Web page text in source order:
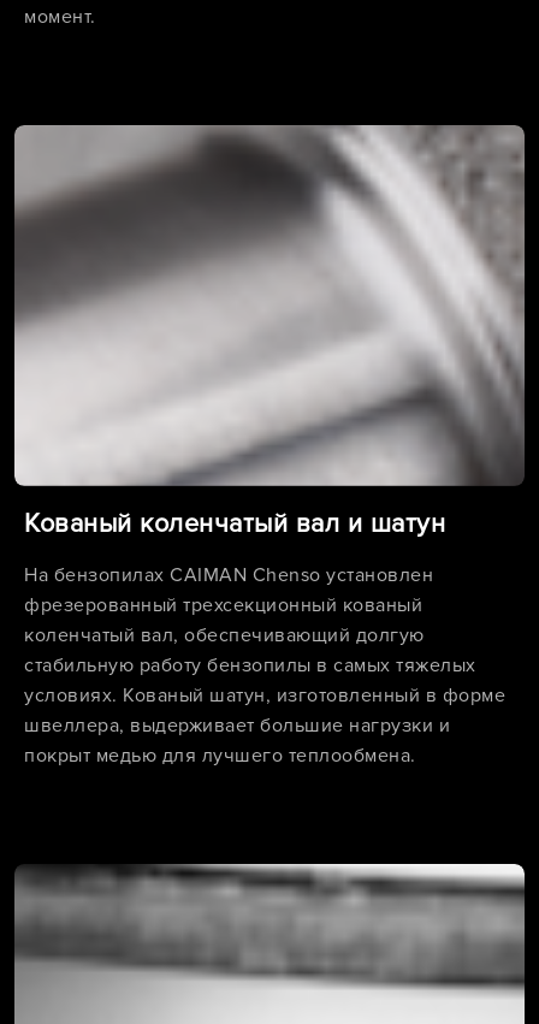
момент.
Кованый коленчатый вал и шатун
На бензопилах CAIMAN Chenso установлен
фрезерованный трехсекционный кованый
коленчатый вал, обеспечивающий долгую
стабильную работу бензопилы в самых тяжелых
условиях. Кованый шатун, изготовленный в форме
швеллера, выдерживает большие нагрузки и
покрыт медью для лучшего теплообмена.